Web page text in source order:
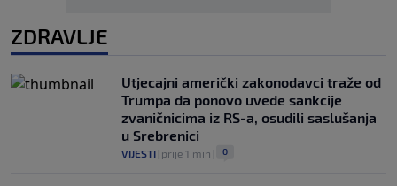
ZDRAVLJE
Utjecajni američki zakonodavci traže od
Trumpa da ponovo uvede sankcije
zvaničnicima iz RS-a, osudili saslušanja
u Srebrenici
VIJESTI prije 1 min 0